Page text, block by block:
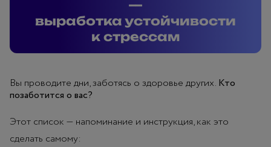
—
выработка устойчивости
к стрессам
Вы проводите дни, заботясь о здоровье других. Кто
позаботится о вас?
Этот список — напоминание и инструкция, как это
сделать самому: